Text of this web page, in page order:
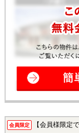
会員限定 【会員様限定